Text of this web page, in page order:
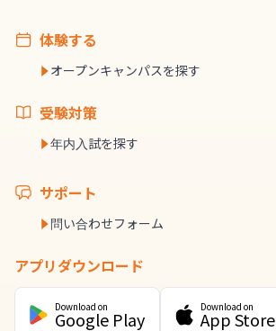
体験する
オープンキャンパスを探す
受験対策
年内入試を探す
サポート
問い合わせフォーム
アプリダウンロード
Download on
Google Play
Download on
App Store